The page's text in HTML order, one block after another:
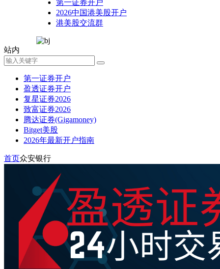
第一证券开户
2026中国港美股开户
港美股交流群
站内
第一证券开户
盈透证券开户
复星证券2026
致富证券2026
腾达证券(Gigamoney)
Bitget美股
2026年最新开户指南
首页众安银行